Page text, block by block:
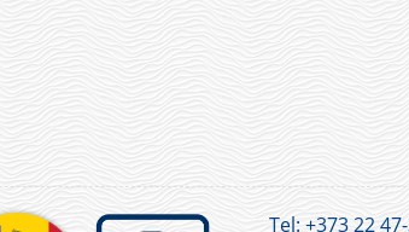
Tel: +373 22